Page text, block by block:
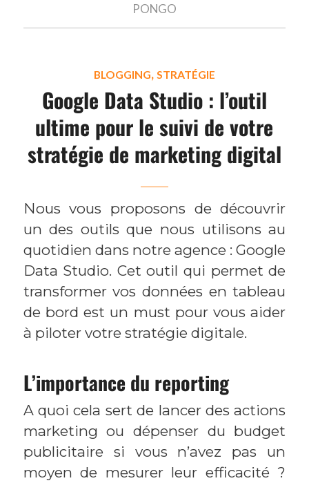
PONGO
BLOGGING, STRATÉGIE
Google Data Studio : l’outil
ultime pour le suivi de votre
stratégie de marketing digital
Nous vous proposons de découvrir
un des outils que nous utilisons au
quotidien dans notre agence : Google
Data Studio. Cet outil qui permet de
transformer vos données en tableau
de bord est un must pour vous aider
à piloter votre stratégie digitale.
L’importance du reporting
A quoi cela sert de lancer des actions
marketing ou dépenser du budget
publicitaire si vous n’avez pas un
moyen de mesurer leur efficacité ?